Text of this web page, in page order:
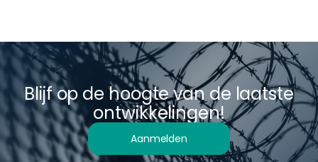
Blijf op de hoogte van de laatste
ontwikkelingen!
Aanmelden